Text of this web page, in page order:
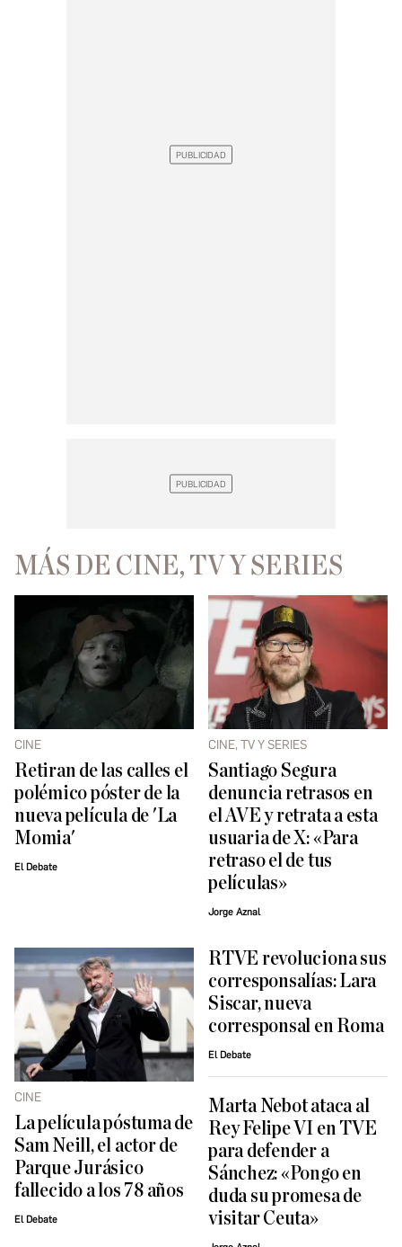
MÁS DE CINE, TV Y SERIES
CINE
Retiran de las calles el
polémico póster de la
nueva película de 'La
Momia'
El Debate
CINE, TV Y SERIES
Santiago Segura
denuncia retrasos en
el AVE y retrata a esta
usuaria de X: «Para
retraso el de tus
películas»
Jorge Aznal
CINE
La película póstuma de
Sam Neill, el actor de
Parque Jurásico
fallecido a los 78 años
El Debate
RTVE revoluciona sus
corresponsalías: Lara
Siscar, nueva
corresponsal en Roma
El Debate
Marta Nebot ataca al
Rey Felipe VI en TVE
para defender a
Sánchez: «Pongo en
duda su promesa de
visitar Ceuta»